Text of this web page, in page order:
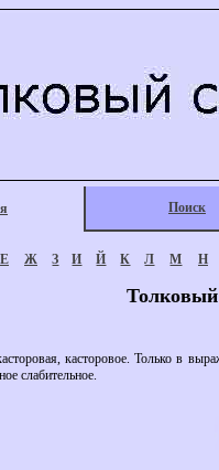
Поиск
Е Ж З И Й К Л М Н
касторовое. Только в
слабительное.